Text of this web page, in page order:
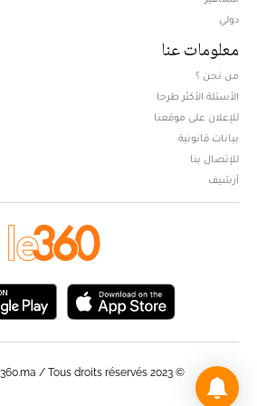
دولي
معلومات عنا
من نحن ؟
الأسئلة الأكثر طرحا
للإعلان على موقعنا
بيانات قانونية
للإتصال بنا
أرشيف
© Web News / le360.ma / Tous droits réservés 2023